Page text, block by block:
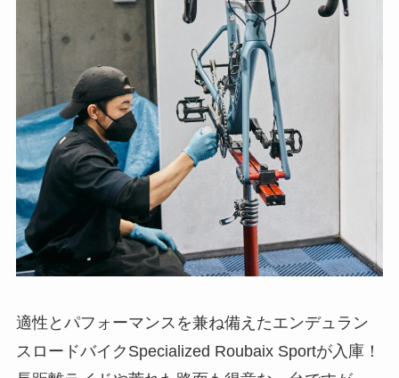
適性とパフォーマンスを兼ね備えたエンデュラン
スロードバイクSpecialized Roubaix Sportが入庫！